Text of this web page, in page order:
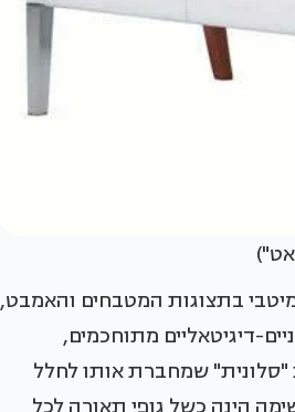
בתצוגות המטבחים והאמבט,
דיגיטאליים מתוחכמים,
שמחברת אותו לחלל
הינה כשל גופי תאורה לכל